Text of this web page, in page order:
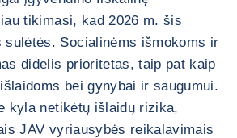
tikimasi, kad 2026 m. šis
sulėtės. Socialinėms išmokoms ir
didelis prioritetas, taip pat kaip
bei gynybai ir saugumui.
kyla netikėtų išlaidų rizika,
JAV vyriausybės reikalavimais